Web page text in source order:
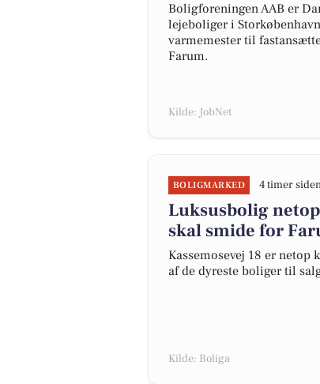
Boligforeningen AAB er
lejeboliger i
varmemester til
Farum.
Kilde: JobNet
BOLIGMARKED 4 timer
Luksusbolig
skal smide for
Kassemosevej 18 er
af de dyreste boliger til
Kilde: Boliga